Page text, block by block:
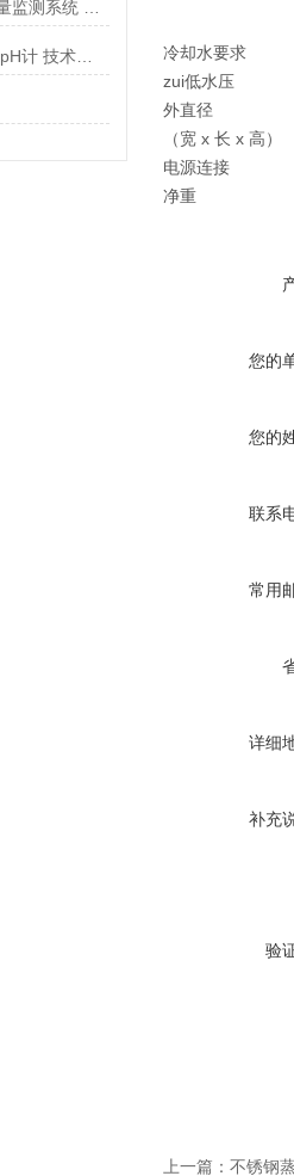
冷却水要求
zui低水压
外直径
（宽 x 长 x 高）
电源连接
净重
您的
您的
联系
常用
详细
补充
验
上一篇： 不锈钢